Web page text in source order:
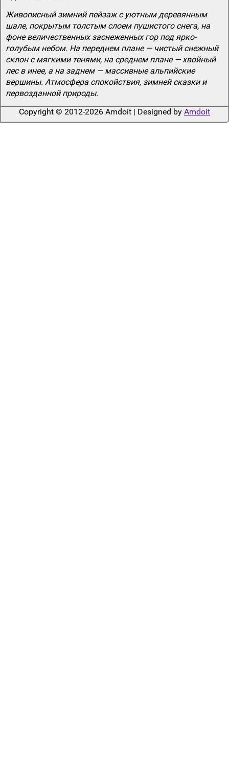
Живописный зимний пейзаж с уютным деревянным
шале, покрытым толстым слоем пушистого снега, на
фоне величественных заснеженных гор под ярко-
голубым небом. На переднем плане — чистый снежный
склон с мягкими тенями, на среднем плане — хвойный
лес в инее, а на заднем — массивные альпийские
вершины. Атмосфера спокойствия, зимней сказки и
первозданной природы.
Copyright © 2012-2026 Amdoit | Designed by Amdoit